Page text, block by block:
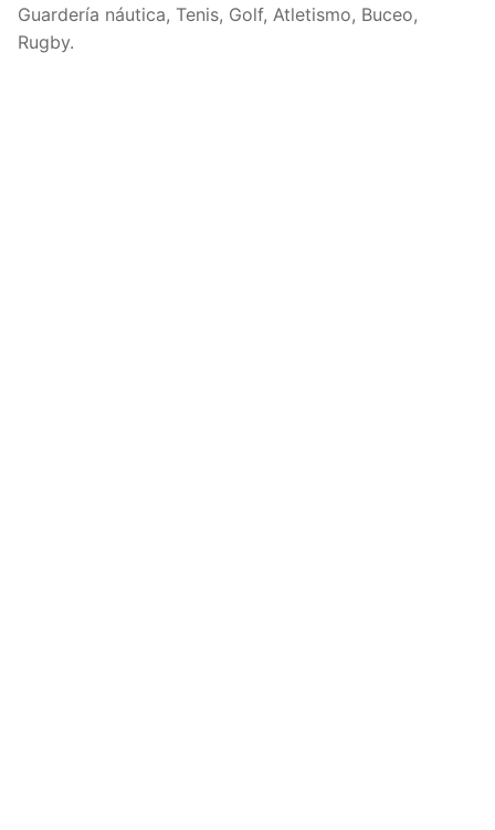
Guardería náutica, Tenis, Golf, Atletismo, Buceo,
Rugby.